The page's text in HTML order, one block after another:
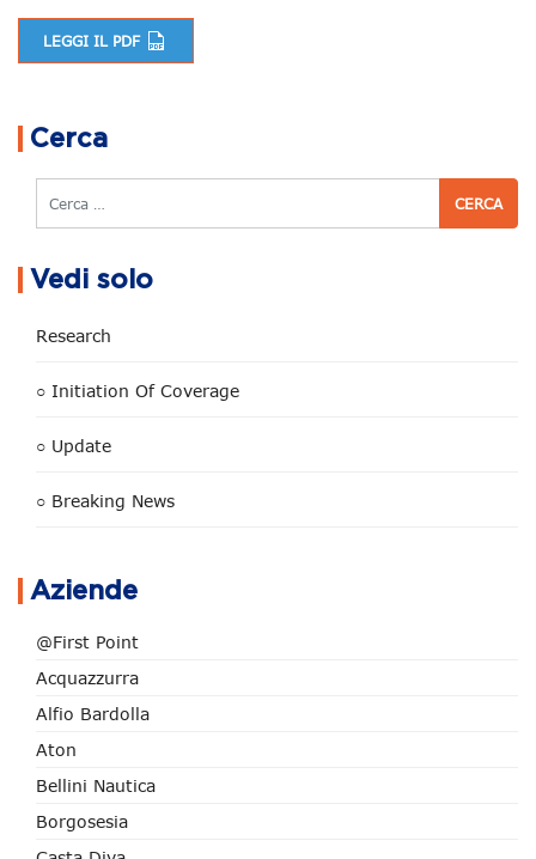
LEGGI IL PDF
Cerca
Cerca
Vedi solo
Research
○ Initiation Of Coverage
○ Update
○ Breaking News
Aziende
@First Point
Acquazzurra
Alfio Bardolla
Aton
Bellini Nautica
Borgosesia